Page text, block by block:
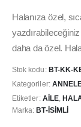
Halanıza özel,
daha da özel.
Stok kodu: BT-KK-
Kategoriler:
Etiketler: AILE,
Marka:BT-İSIMLI